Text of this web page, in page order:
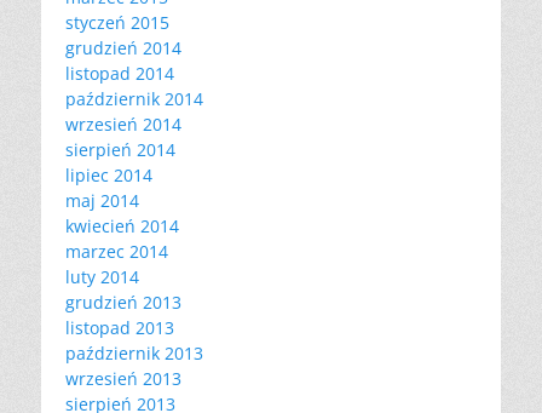
styczeń 2015
grudzień 2014
listopad 2014
październik 2014
wrzesień 2014
sierpień 2014
lipiec 2014
maj 2014
kwiecień 2014
marzec 2014
luty 2014
grudzień 2013
listopad 2013
październik 2013
wrzesień 2013
sierpień 2013